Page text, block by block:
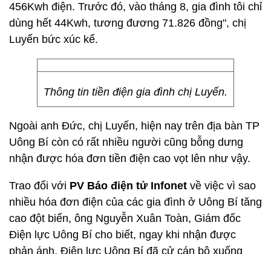
456Kwh điện. Trước đó, vào tháng 8, gia đình tôi chỉ
dùng hết 44Kwh, tương đương 71.826 đồng", chị
Luyến bức xúc kể.
Thông tin tiền điện gia đình chị Luyến.
Ngoài anh Đức, chị Luyến, hiện nay trên địa bàn TP
Uông Bí còn có rất nhiều người cũng bỗng dưng
nhận được hóa đơn tiền điện cao vọt lên như vậy.
Trao đổi với PV Báo điện tử Infonet về việc vì sao
nhiều hóa đơn điện của các gia đình ở Uông Bí tăng
cao đột biến, ông Nguyễn Xuân Toàn, Giám đốc
Điện lực Uông Bí cho biết, ngay khi nhận được
phản ánh, Điện lực Uông Bí đã cử cán bộ xuống